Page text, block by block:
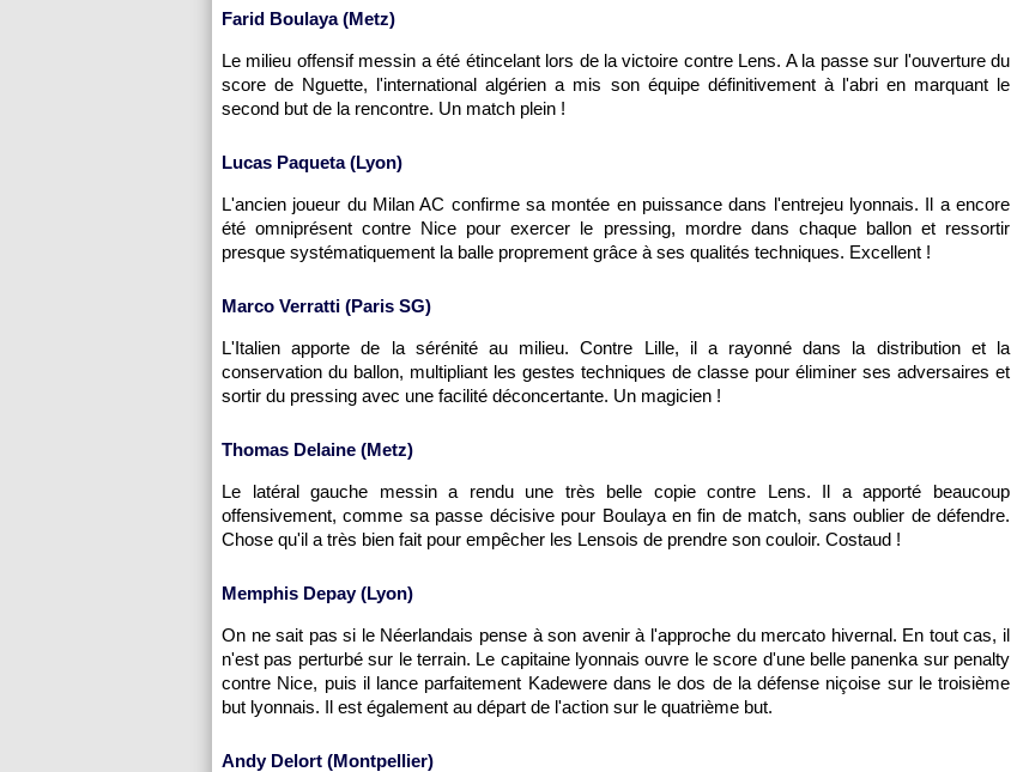
Farid Boulaya (Metz)
Le milieu offensif messin a été étincelant lors de la victoire contre Lens. A la passe sur l'ouverture du
score de Nguette, l'international algérien a mis son équipe définitivement à l'abri en marquant le
second but de la rencontre. Un match plein !
Lucas Paqueta (Lyon)
L'ancien joueur du Milan AC confirme sa montée en puissance dans l'entrejeu lyonnais. Il a encore
été omniprésent contre Nice pour exercer le pressing, mordre dans chaque ballon et ressortir
presque systématiquement la balle proprement grâce à ses qualités techniques. Excellent !
Marco Verratti (Paris SG)
L'Italien apporte de la sérénité au milieu. Contre Lille, il a rayonné dans la distribution et la
conservation du ballon, multipliant les gestes techniques de classe pour éliminer ses adversaires et
sortir du pressing avec une facilité déconcertante. Un magicien !
Thomas Delaine (Metz)
Le latéral gauche messin a rendu une très belle copie contre Lens. Il a apporté beaucoup
offensivement, comme sa passe décisive pour Boulaya en fin de match, sans oublier de défendre.
Chose qu'il a très bien fait pour empêcher les Lensois de prendre son couloir. Costaud !
Memphis Depay (Lyon)
On ne sait pas si le Néerlandais pense à son avenir à l'approche du mercato hivernal. En tout cas, il
n'est pas perturbé sur le terrain. Le capitaine lyonnais ouvre le score d'une belle panenka sur penalty
contre Nice, puis il lance parfaitement Kadewere dans le dos de la défense niçoise sur le troisième
but lyonnais. Il est également au départ de l'action sur le quatrième but.
Andy Delort (Montpellier)